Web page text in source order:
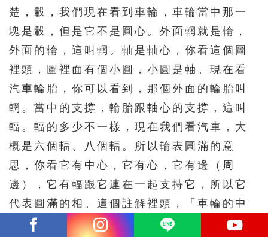
楚，轂，我們現在看到車輪，車輪當中那一
塊是轂，但是它不是圓心。外面輞就是輪，
外面的輪，這叫輞。軸是軸心，你看這個圖
裡頭，圖裡面有個小圓，小圓是軸。現在看
汽車輪胎，你可以看到，那個外面的輪胎叫
輞。當中的支撐，輪胎跟軸心的支撐，這叫
輻。輻的多少不一樣，現在我們看汽車，大
概是六個輻、八個輻。所以輪表圓滿的意
思，你看它有中心，它有心，它有邊（周
邊），它有輻跟它連在一起支持它，所以它
代表圓滿的相。這個註解裡頭，「車輪的中
心部位，周圍與車輻的一端相接，中有圓